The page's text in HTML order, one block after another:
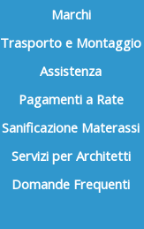
Marchi
Trasporto e Montaggio
Assistenza
Pagamenti a Rate
Sanificazione Materassi
Servizi per Architetti
Domande Frequenti